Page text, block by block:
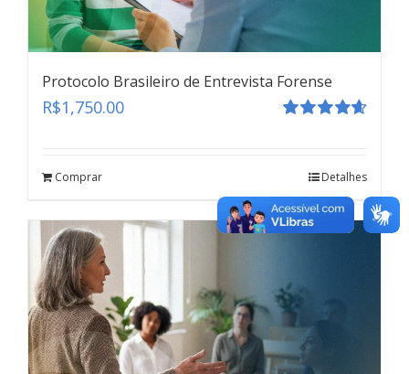
Protocolo Brasileiro de Entrevista Forense
R$1,750.00
Comprar Detalhes
teste